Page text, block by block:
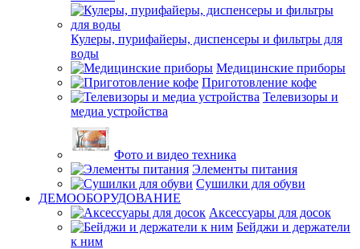
Кулеры, пурифайеры, диспенсеры и фильтры для
воды
Медицинские приборы
Приготовление кофе
Телевизоры и
медиа устройства
Фото и видео техника
Элементы питания
Сушилки для обуви
ДЕМООБОРУДОВАНИЕ
Аксессуары для досок
Бейджи и держатели
к ним